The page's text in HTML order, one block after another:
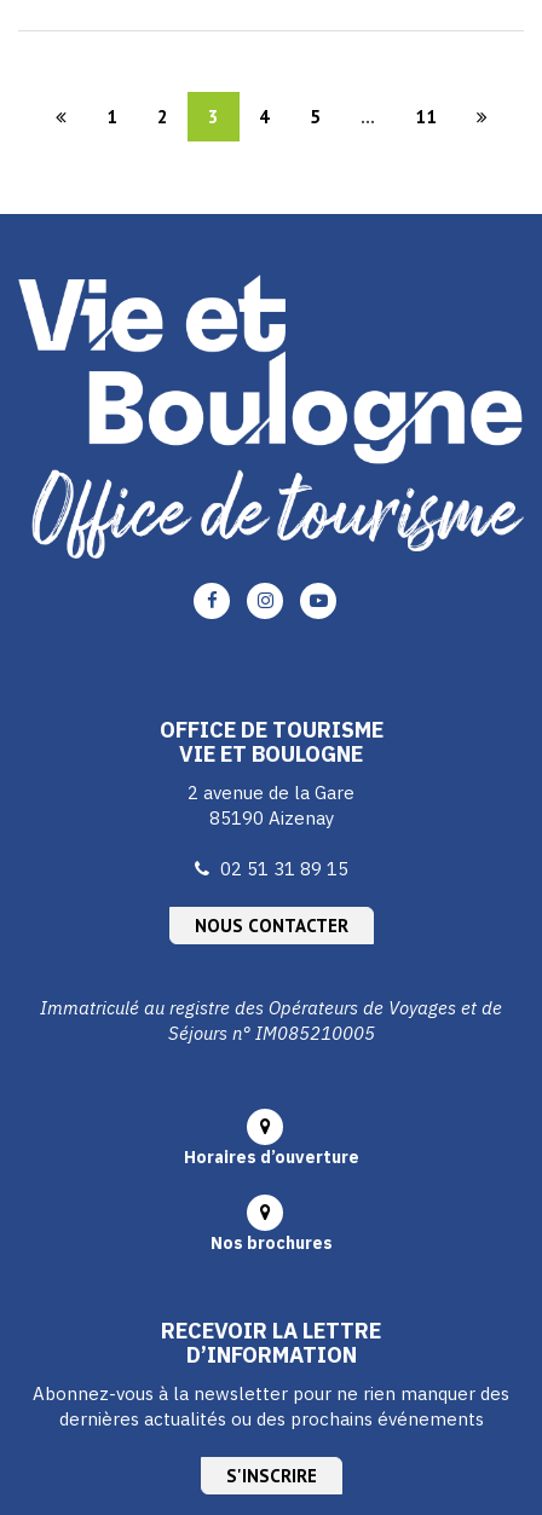
1 2 3 4 5 ... 11
Lien
vers
Lien
vers
Lien
vers
OFFICE DE TOURISME
VIE ET BOULOGNE
2 avenue de la Gare
85190 Aizenay
02 51 31 89 15
NOUS CONTACTER
Immatriculé au registre des Opérateurs de Voyages et de
Séjours n° IM085210005
Horaires d’ouverture
Nos brochures
RECEVOIR LA LETTRE
D’INFORMATION
Abonnez-vous à la newsletter pour ne rien manquer des
dernières actualités ou des prochains événements
S'INSCRIRE